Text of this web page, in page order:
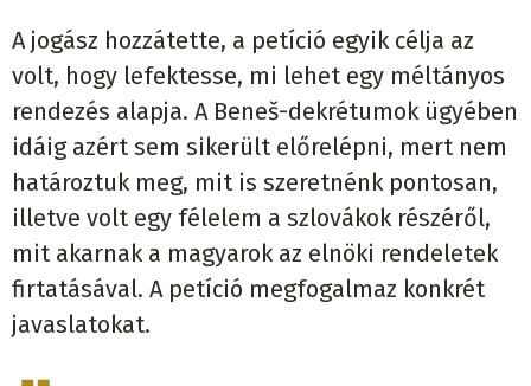
A jogász hozzátette, a petíció egyik célja az
volt, hogy lefektesse, mi lehet egy méltányos
rendezés alapja. A Beneš-dekrétumok ügyében
idáig azért sem sikerült előrelépni, mert nem
határoztuk meg, mit is szeretnénk pontosan,
illetve volt egy félelem a szlovákok részéről,
mit akarnak a magyarok az elnöki rendeletek
firtatásával. A petíció megfogalmaz konkrét
javaslatokat.